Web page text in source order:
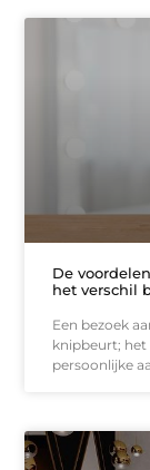
De
het verschil
Een bezoek
knipbeurt; het
persoonlijke